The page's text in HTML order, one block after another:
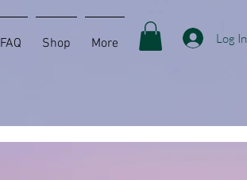
FAQ Shop More Log In